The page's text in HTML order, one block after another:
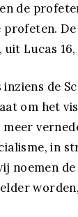
de
profeten.
uit Lucas
de
om het
meer
in
noemen